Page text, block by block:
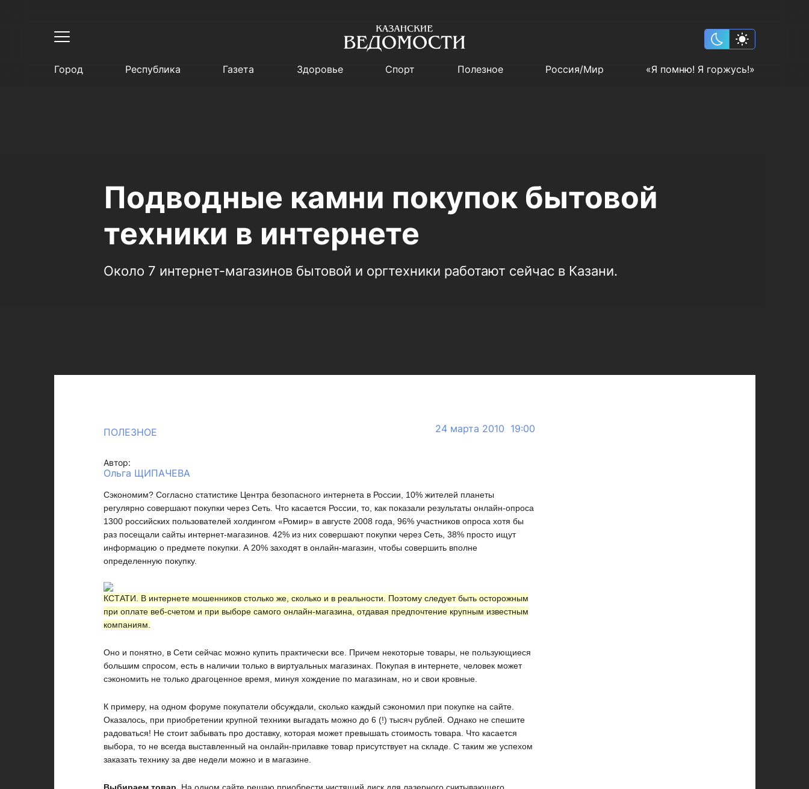
Город Республика Газета Здоровье Спорт Полезное Россия/Мир «Я помню! Я горжусь!»
Подводные камни покупок бытовой
техники в интернете
Около 7 интернет-магазинов бытовой и оргтехники работают сейчас в Казани.
ПОЛЕЗНОЕ 24 марта 2010 19:00
Автор:
Ольга ЩИПАЧЕВА
Сэкономим? Согласно статистике Центра безопасного интернета в России, 10% жителей планеты
регулярно совершают покупки через Сеть. Что касается России, то, как показали результаты онлайн-опроса
1300 российских пользователей холдингом «Ромир» в августе 2008 года, 96% участников опроса хотя бы
раз посещали сайты интернет-магазинов. 42% из них совершают покупки через Сеть, 38% просто ищут
информацию о предмете покупки. А 20% заходят в онлайн-магазин, чтобы совершить вполне
определенную покупку.
КСТАТИ. В интернете мошенников столько же, сколько и в реальности. Поэтому следует быть осторожным
при оплате веб-счетом и при выборе самого онлайн-магазина, отдавая предпочтение крупным известным
компаниям.
Оно и понятно, в Сети сейчас можно купить практически все. Причем некоторые товары, не пользующиеся
большим спросом, есть в наличии только в виртуальных магазинах. Покупая в интернете, человек может
сэкономить не только драгоценное время, минуя хождение по магазинам, но и свои кровные.
К примеру, на одном форуме покупатели обсуждали, сколько каждый сэкономил при покупке на сайте.
Оказалось, при приобретении крупной техники выгадать можно до 6 (!) тысяч рублей. Однако не спешите
радоваться! Не стоит забывать про доставку, которая может превышать стоимость товара. Что касается
выбора, то не всегда выставленный на онлайн-прилавке товар присутствует на складе. С таким же успехом
заказать технику за две недели можно и в магазине.